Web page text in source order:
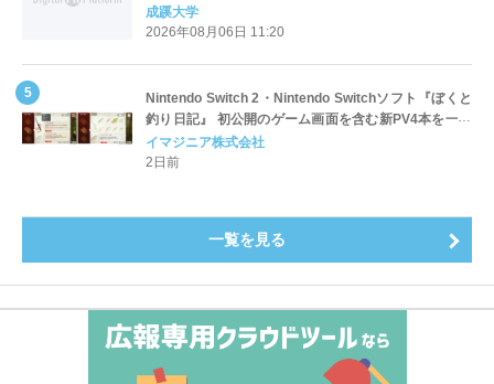
全国第1位を獲得！～実就職率は26.5%（前年比＋
4.3pt）に伸長、東京の私立大学でも10位にランクイン
成蹊大学
2026年08月06日 11:20
Nintendo Switch 2・Nintendo Switchソフト『ぼくと
釣り日記』 初公開のゲーム画面を含む新PV4本を一挙
公開！
イマジニア株式会社
2日前
一覧を見る